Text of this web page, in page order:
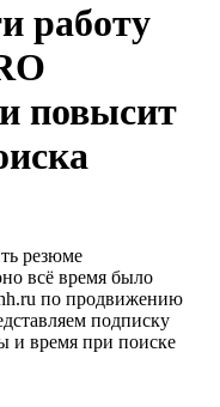
работу
повысит
резюме
всё время было
по продвижению
подписку
и время при поиске